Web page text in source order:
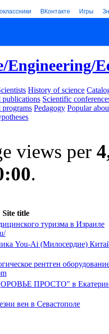
ВКонтакте Игры
Engineering/
History of science
publications Scientific
programs Pedagogy Popular
views per
.
Site title
туризма в Израиле
You-Ai (Милосердие)
рентген
ПРОСТО" в
вен в Севастополе